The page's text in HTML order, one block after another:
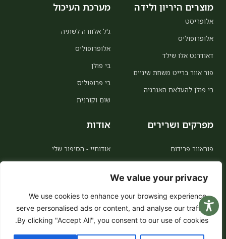
We value your privacy
We use cookies to enhance your browsing experience,
serve personalised ads or content, and analyse our traffic.
By clicking "Accept All", you consent to our use of cookies.
מוצרים היריון ולידה
אלופריסט
אלופרופוליס
דאודרנט אלו שילד
פור אוור ברייט משחת שיניים
בי פולן להעלאת האנרגיה
מערכת העיכול
ג'ל אלוורה לשתיה
אלופרופוליס
בי פולן
בי פרופוליס
שום וקורנית
מפרקים ושרירים
פוראוור פרידום
אלו קולינג
ויטמין סי
אודות
אודותיי - הסיפור שלי
לקוח מועדף 5% הנחה לכל החיים
הצהרת נגישות
מדיניות פרטיות